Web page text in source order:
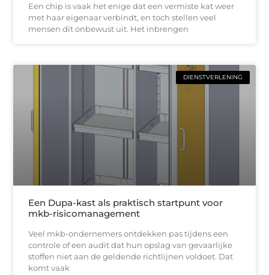
Een chip is vaak het enige dat een vermiste kat weer
met haar eigenaar verbindt, en toch stellen veel
mensen dit onbewust uit. Het inbrengen
DIENSTVERLENING
Een Dupa-kast als praktisch startpunt voor
mkb-risicomanagement
Veel mkb-ondernemers ontdekken pas tijdens een
controle of een audit dat hun opslag van gevaarlijke
stoffen niet aan de geldende richtlijnen voldoet. Dat
komt vaak